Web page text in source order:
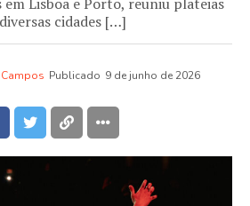
cidades […]
Publicado 9 de junho de 2026